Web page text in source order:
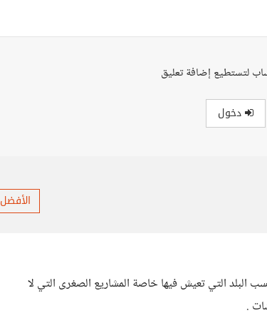
لتستطيع إضافة تعليق
دخول
الأفضل
التي تعيش فيها خاصة المشاريع الصغرى التي لا
.